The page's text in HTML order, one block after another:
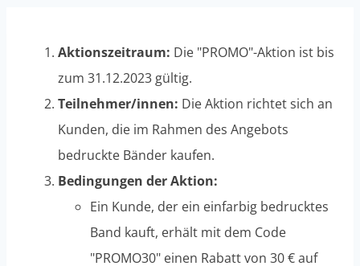
Aktionszeitraum: Die "PROMO"-Aktion ist bis
zum 31.12.2023 gültig.
Teilnehmer/innen: Die Aktion richtet sich an
Kunden, die im Rahmen des Angebots
bedruckte Bänder kaufen.
Bedingungen der Aktion:
Ein Kunde, der ein einfarbig bedrucktes
Band kauft, erhält mit dem Code
"PROMO30" einen Rabatt von 30 € auf